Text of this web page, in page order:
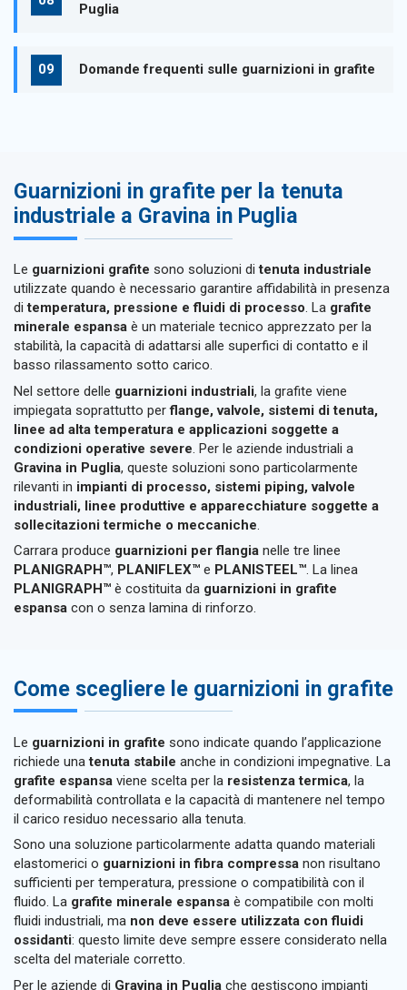
Puglia
Domande frequenti sulle guarnizioni in grafite
Guarnizioni in grafite per la tenuta
industriale a Gravina in Puglia
Le guarnizioni grafite sono soluzioni ditenuta industriale
utilizzate quando è necessario garantire affidabilità in presenza
ditemperatura, pressione e fluidi di processo. La grafite
minerale espansa è un materiale tecnico apprezzato per la
stabilità, la capacità di adattarsi alle superfici di contatto e il
basso rilassamento sotto carico.
Nel settore delle guarnizioni industriali, la grafite viene
impiegata soprattutto perflange, valvole, sistemi di tenuta,
linee ad alta temperatura e applicazioni soggette a
condizioni operative severe . Per le aziende industriali a
Gravina in Puglia, queste soluzioni sono particolarmente
rilevanti in impianti di processo, sistemi piping, valvole
industriali, linee produttive e apparecchiature soggette a
sollecitazioni termiche o meccaniche
Carrara produce guarnizioni per flangia nelle tre linee
PLANIGRAPH™, PLANIFLEX™ e PLANISTEEL™. La linea
PLANIGRAPH™ è costituita da guarnizioni in grafite
espansa con o senza lamina di rinforzo.
Come scegliere le guarnizioni in grafite
Le guarnizioni in grafite sono indicate quando l’applicazione
richiede unatenuta stabile anche in condizioni impegnative. La
grafite espansa viene scelta per la resistenza termica, la
deformabilità controllata e la capacità di mantenere nel tempo
il carico residuo necessario alla tenuta.
Sono una soluzione particolarmente adatta quando materiali
elastomerici o guarnizioni in fibra compressa non risultano
sufficienti per temperatura, pressione o compatibilità con il
fluido. La grafite minerale espansa è compatibile con molti
fluidi industriali, ma non deve essere utilizzata con fluidi
ossidanti: questo limite deve sempre essere considerato nella
scelta del materiale corretto.
Per le aziende di Gravina in Puglia che gestiscono impianti